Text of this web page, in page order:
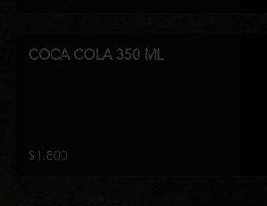
COCA COLA 350 ML
$1.800